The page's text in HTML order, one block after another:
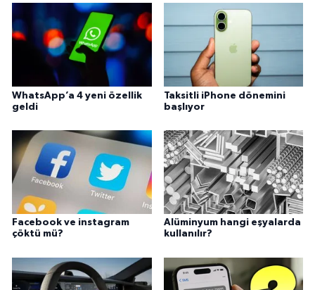
WhatsApp’a 4 yeni özellik
geldi
Taksitli iPhone dönemini
başlıyor
Facebook ve instagram
çöktü mü?
Alüminyum hangi eşyalarda
kullanılır?